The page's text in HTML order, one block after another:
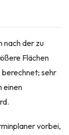
nach der zu
Flächen
berechnet; sehr
einen
vorbei,